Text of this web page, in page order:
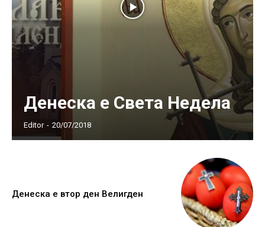
Денеска е Света Недела
Editor - 20/07/2018
Денеска е втор ден Велигден